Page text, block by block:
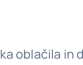
oblačila in